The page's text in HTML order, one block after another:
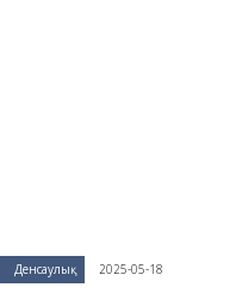
Денсаулық 2025-05-18